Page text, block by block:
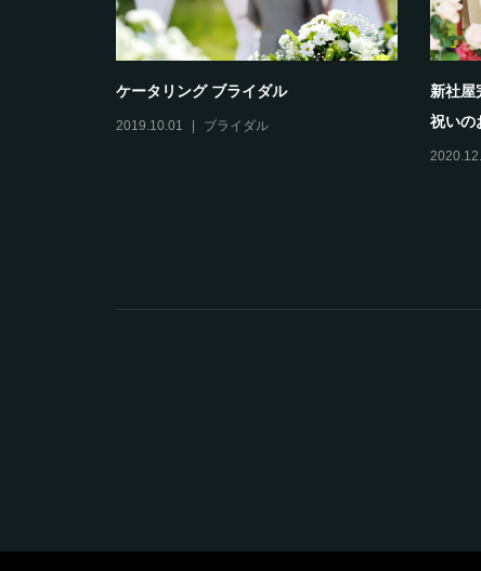
ケータリング ブライダル
2019.10.01 ブライダル
新社屋
祝いの